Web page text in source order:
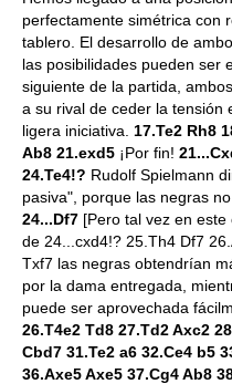
perfectamente simétrica con
tablero. El desarrollo de
las posibilidades pueden ser
siguiente de la partida,
a su rival de ceder la tensión
ligera iniciativa. 17.Te2 Rh8
Ab8 21.exd5 ¡Por fin!
24.Te4!? Rudolf Spielmann
pasiva", porque las negras
24...Df7 [Pero tal vez en
de 24...cxd4!? 25.Th4 Df7
Txf7 las negras obtendrían
por la dama entregada,
puede ser aprovechada
26.T4e2 Td8 27.Td2 Axc2
Cbd7 31.Te2 a6 32.Ce4 b5
36.Axe5 Axe5 37.Cg4 Ab8